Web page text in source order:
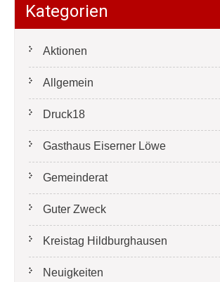
Kategorien
Aktionen
Allgemein
Druck18
Gasthaus Eiserner Löwe
Gemeinderat
Guter Zweck
Kreistag Hildburghausen
Neuigkeiten